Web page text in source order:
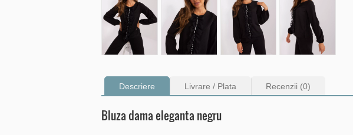
Descriere Livrare / Plata Recenzii (0)
Bluza dama eleganta negru